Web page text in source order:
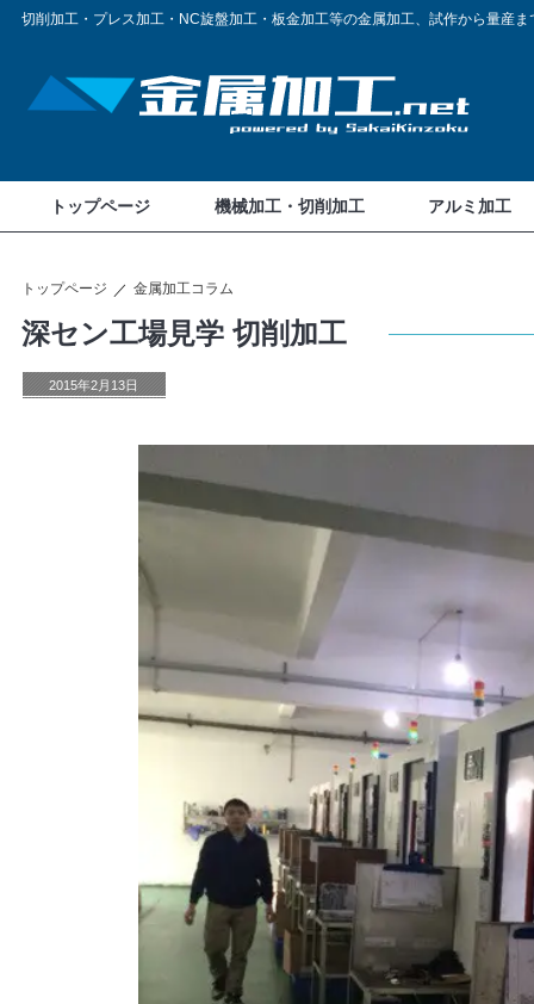
切削加工・プレス加工・NC旋盤加工・板金加工等の金属加工、試作から量産
トップページ 機械加工・切削加工 アルミ加工
トップページ 金属加工コラム
深セン工場見学 切削加工
2015年2月13日